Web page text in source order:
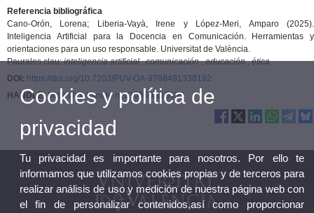
Referencia bibliográfica
Cano-Orón, Lorena; Liberia-Vayà, Irene y López-Meri, Amparo (2025).
Inteligencia Artificial para la Docencia en Comunicación. Herramientas y
orientaciones para un uso responsable. Universitat de València.
Paurales clau:inteligencia artificial , comunicación , educación , ética
DOI: https://doi.org/10.7203/PUV-OA-9788491338192
HANDLE:https://hdl.handle.net/10550/118590
Cookies y política de
privacidad
Tu privacidad es importante para nosotros. Por ello te
informamos que utilizamos cookies propias y de terceros para
realizar análisis de uso y medición de nuestra página web con
el fin de personalizar contenidos,así como proporcionar